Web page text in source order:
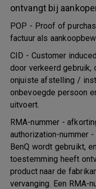
ontvangt bij
POP - Proof of
factuur als
CID - Customer
door verkeerd gebruik,
onjuiste afstelling /
onbevoegde persoon
uitvoert.
RMA-nummer -
authorization-nummer
BenQ wordt gebruikt,
toestemming heeft
product naar de
vervanging. Een RMA-